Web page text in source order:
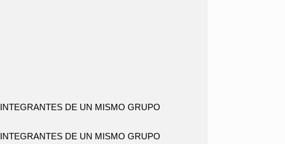
DE UN MISMO GRUPO
DE UN MISMO GRUPO